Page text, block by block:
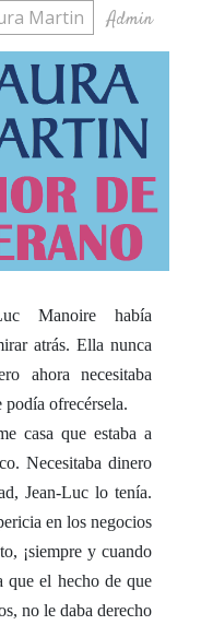
Martin Admin
Manoire había
atrás. Ella nunca
ahora necesitaba
podía ofrecérsela.
casa que estaba a
Necesitaba dinero
Jean-Luc lo tenía.
en los negocios
¡siempre y cuando
que el hecho de que
no le daba derecho